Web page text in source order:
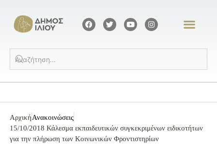
ΑρχικήΑνακοινώσεις
15/10/2018 Κάλεσμα εκπαιδευτικών συγκεκριμένων ειδικοτήτων
για την πλήρωση των Κοινωνικών Φροντιστηρίων